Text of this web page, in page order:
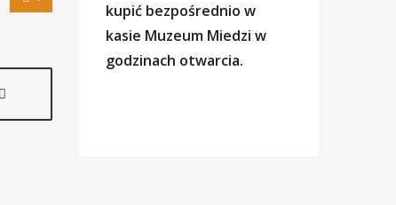
kupić bezpośrednio w
kasie Muzeum Miedzi w
godzinach otwarcia.